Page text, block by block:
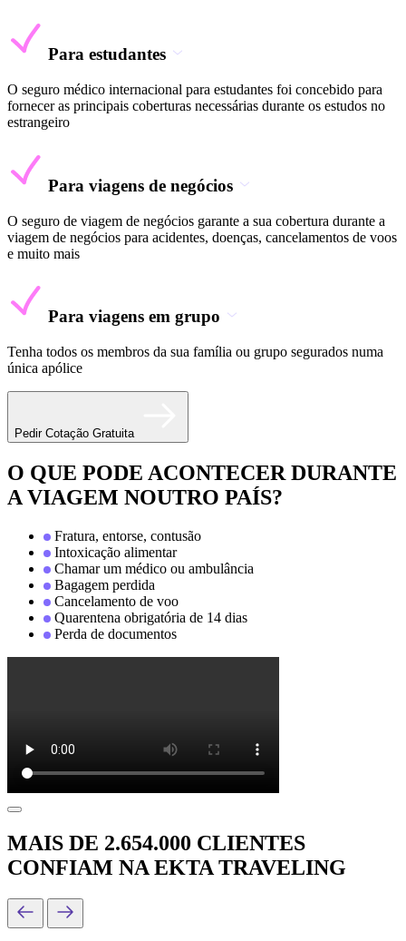
Para estudantes
O seguro médico internacional para estudantes foi concebido para
fornecer as principais coberturas necessárias durante os estudos no
estrangeiro
Para viagens de negócios
O seguro de viagem de negócios garante a sua cobertura durante a
viagem de negócios para acidentes, doenças, cancelamentos de voos
e muito mais
Para viagens em grupo
Tenha todos os membros da sua família ou grupo segurados numa
única apólice
Pedir Cotação Gratuita
O QUE PODE ACONTECER DURANTE
A VIAGEM NOUTRO PAÍS?
Fratura, entorse, contusão
Intoxicação alimentar
Chamar um médico ou ambulância
Bagagem perdida
Cancelamento de voo
Quarentena obrigatória de 14 dias
Perda de documentos
MAIS DE 2.654.000 CLIENTES
CONFIAM NA EKTA TRAVELING